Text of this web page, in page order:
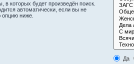
которых будет произведён поиск.
автоматически, если вы не
ниже.
Да